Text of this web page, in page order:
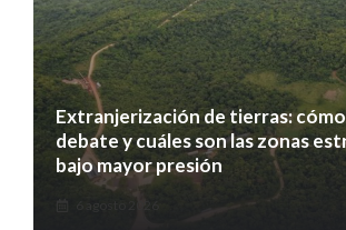
Extranjerización de tierras:
debate y cuáles son las zonas
bajo mayor presión